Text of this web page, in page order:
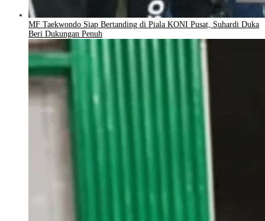
MF Taekwondo Siap Bertanding di Piala KONI Pusat, Suhardi Duka
Beri Dukungan Penuh